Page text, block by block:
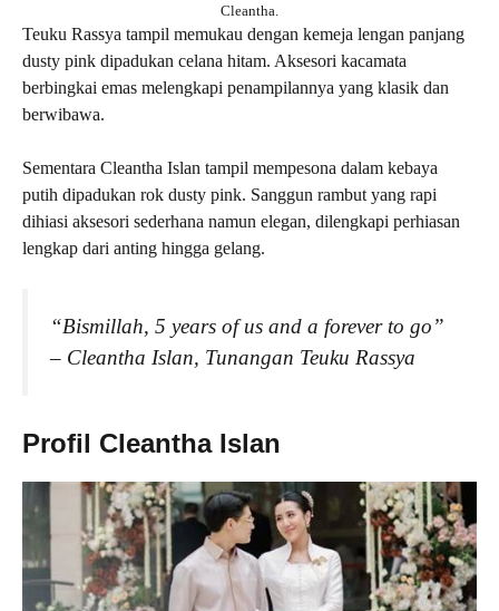
Cleantha.
Teuku Rassya tampil memukau dengan kemeja lengan panjang
dusty pink dipadukan celana hitam. Aksesori kacamata
berbingkai emas melengkapi penampilannya yang klasik dan
berwibawa.
Sementara Cleantha Islan tampil mempesona dalam kebaya
putih dipadukan rok dusty pink. Sanggun rambut yang rapi
dihiasi aksesori sederhana namun elegan, dilengkapi perhiasan
lengkap dari anting hingga gelang.
“Bismillah, 5 years of us and a forever to go”
– Cleantha Islan, Tunangan Teuku Rassya
Profil Cleantha Islan